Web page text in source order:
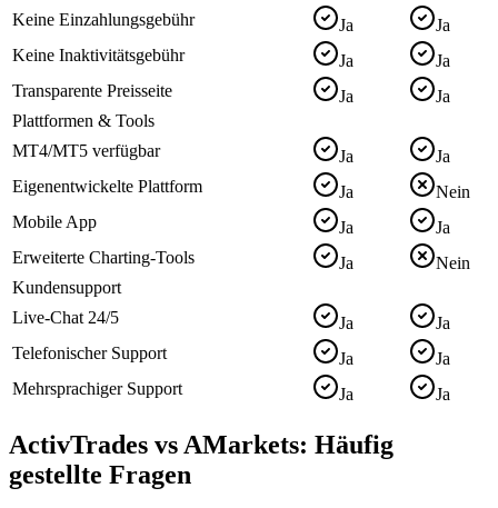
Keine Einzahlungsgebühr
Ja
Ja
Keine Inaktivitätsgebühr
Ja
Ja
Transparente Preisseite
Ja
Ja
Plattformen & Tools
MT4/MT5 verfügbar
Ja
Ja
Eigenentwickelte Plattform
Ja
Nein
Mobile App
Ja
Ja
Erweiterte Charting-Tools
Ja
Nein
Kundensupport
Live-Chat 24/5
Ja
Ja
Telefonischer Support
Ja
Ja
Mehrsprachiger Support
Ja Ja
ActivTrades vs AMarkets: Häufig
gestellte Fragen